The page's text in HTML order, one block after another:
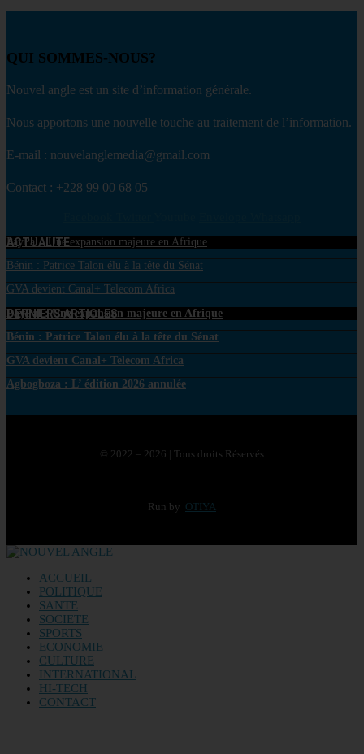
QUI SOMMES-NOUS?
Nouvel angle est un site d’information générale.
Nous apportons une nouvelle touche au traitement de l’information.
E-mail : nouvelanglemedia@gmail.com
Contact : +228 99 00 68 05
ACTUALITE
PayPal : Une expansion majeure en Afrique
Bénin : Patrice Talon élu à la tête du Sénat
GVA devient Canal+ Telecom Africa
DERNIERS ARTICLES
PayPal : Une expansion majeure en Afrique
Bénin : Patrice Talon élu à la tête du Sénat
GVA devient Canal+ Telecom Africa
Agbogboza : L’ édition 2026 annulée
© 2022 – 2026 | Tous droits Réservés
Run by OTIYA
ACCUEIL
POLITIQUE
SANTE
SOCIETE
SPORTS
ECONOMIE
CULTURE
INTERNATIONAL
HI-TECH
CONTACT